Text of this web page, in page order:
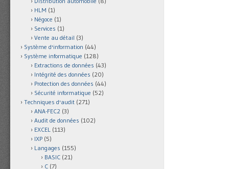
HLM (1)
Négoce (1)
Services (1)
Vente au détail (3)
Système d'information (44)
Système informatique (128)
Extractions de données (43)
Intégrité des données (20)
Protection des données (44)
Sécurité informatique (52)
Techniques d'audit (271)
ANA-FEC2 (3)
Audit de données (102)
EXCEL (113)
IXP (5)
Langages (155)
BASIC (21)
C (7)